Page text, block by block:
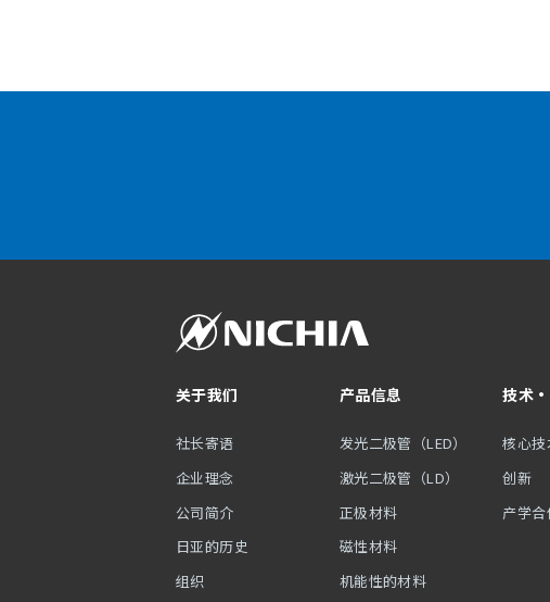
关于我们
社长寄语
企业理念
公司简介
日亚的历史
组织
产品信息
发光二极管（LED）
激光二极管（LD）
正极材料
磁性材料
机能性的材料
技术
核心技
创新
产学